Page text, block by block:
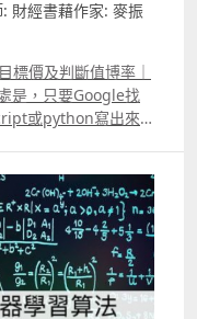
財經書藉作家: 麥振
價及判斷值博率｜
是，只要Google找
或python寫出來
看到，計算指標的
使用者計算目標價，
升到70，股價會升
潛在升幅達一成以
者自然應視作首選。
，當RSI升至所謂的